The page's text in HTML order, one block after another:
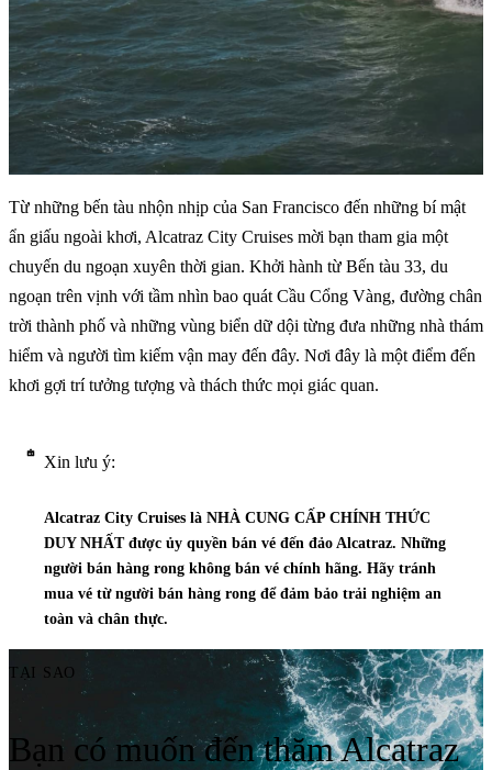
Từ những bến tàu nhộn nhịp của San Francisco đến những bí mật
ẩn giấu ngoài khơi, Alcatraz City Cruises mời bạn tham gia một
chuyến du ngoạn xuyên thời gian. Khởi hành từ Bến tàu 33, du
ngoạn trên vịnh với tầm nhìn bao quát Cầu Cổng Vàng, đường chân
trời thành phố và những vùng biển dữ dội từng đưa những nhà thám
hiểm và người tìm kiếm vận may đến đây. Nơi đây là một điểm đến
khơi gợi trí tưởng tượng và thách thức mọi giác quan.
Xin lưu ý:
Alcatraz City Cruises là NHÀ CUNG CẤP CHÍNH THỨC
DUY NHẤT được ủy quyền bán vé đến đảo Alcatraz. Những
người bán hàng rong không bán vé chính hãng. Hãy tránh
mua vé từ người bán hàng rong để đảm bảo trải nghiệm an
toàn và chân thực.
TẠI SAO
Bạn có muốn đến thăm Alcatraz